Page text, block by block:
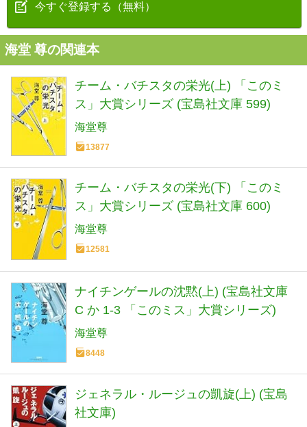
今すぐ登録する（無料）
海堂 尊の関連本
チーム・バチスタの栄光(上) 「このミ
ス」大賞シリーズ (宝島社文庫 599)
海堂尊
13877
チーム・バチスタの栄光(下) 「このミ
ス」大賞シリーズ (宝島社文庫 600)
海堂尊
12581
ナイチンゲールの沈黙(上) (宝島社文庫
C か 1-3 「このミス」大賞シリーズ)
海堂尊
8448
ジェネラル・ルージュの凱旋(上) (宝島
社文庫)